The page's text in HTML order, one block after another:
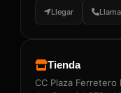
Llegar
Tienda
CC Plaza Ferretero